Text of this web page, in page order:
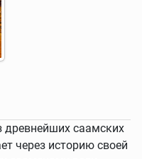
древнейших саамских
через историю своей